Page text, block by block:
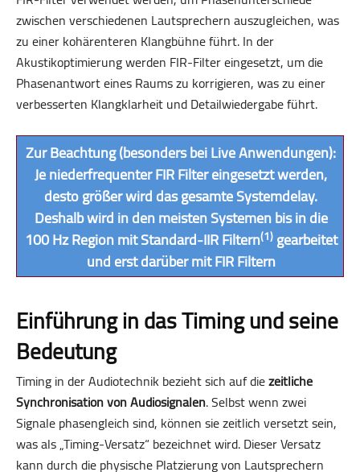
zwischen verschiedenen Lautsprechern auszugleichen, was
zu einer kohärenteren Klangbühne führt. In der
Akustikoptimierung werden FIR-Filter eingesetzt, um die
Phasenantwort eines Raums zu korrigieren, was zu einer
verbesserten Klangklarheit und Detailwiedergabe führt.
Zur Beachtung (besonders bei Live Anwendungen):
Je niederfrequenter FIR Filter eingesetzt werden,
desto größer wird das gesamte Systemdelay.
Deshalb wird in den meisten Systemen bis in die
100 Hz Region mit Standard-IIR Filtern(1)gearbeitet
und erst darüber mit FIR Filtern
Einführung in das Timing und seine
Bedeutung
Timing in der Audiotechnik bezieht sich auf diezeitliche
Synchronisation von Audiosignalen. Selbst wenn zwei
Signale phasengleich sind, können sie zeitlich versetzt sein,
was als „Timing-Versatz“ bezeichnet wird. Dieser Versatz
kann durch die physische Platzierung von Lautsprechern